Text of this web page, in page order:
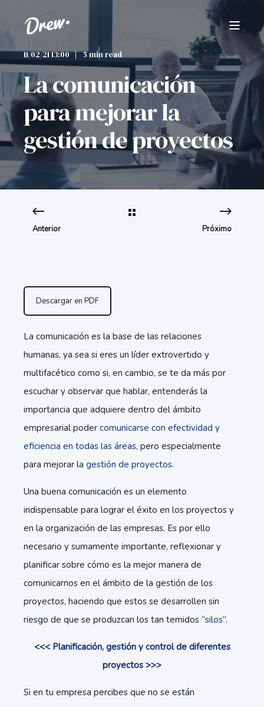
11/02/21 13:00 5 min read
La comunicación
para mejorar la
gestión de proyectos
Anterior Próximo
Descargar en PDF
La comunicación es la base de las relaciones
humanas, ya sea si eres un líder extrovertido y
multifacético como si, en cambio, se te da más por
escuchar y observar que hablar, entenderás la
importancia que adquiere dentro del ámbito
empresarial poder comunicarse con efectividad y
eficiencia en todas las áreas, pero especialmente
para mejorar la gestión de proyectos.
Una buena comunicación es un elemento
indispensable para lograr el éxito en los proyectos y
en la organización de las empresas. Es por ello
necesario y sumamente importante, reflexionar y
planificar sobre cómo es la mejor manera de
comunicarnos en el ámbito de la gestión de los
proyectos, haciendo que estos se desarrollen sin
riesgo de que se produzcan los tan temidos “silos”.
<<< Planificación, gestión y control de diferentes
proyectos >>>
Si en tu empresa percibes que no se están